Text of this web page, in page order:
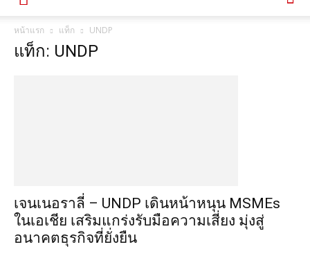
หน้าแรก แท็ก UNDP
แท็ก: UNDP
เจนเนอราลี่ – UNDP เดินหน้าหนุน MSMEs
ในเอเชีย เสริมแกร่งรับมือความเสี่ยง มุ่งสู่
อนาคตธุรกิจที่ยั่งยืน